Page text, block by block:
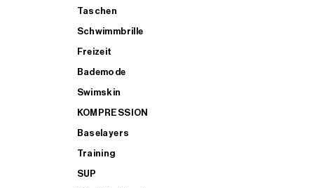
Taschen
Schwimmbrille
Freizeit
Bademode
Swimskin
KOMPRESSION
Baselayers
Training
SUP